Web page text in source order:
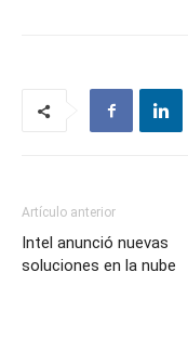
Artículo anterior
Intel anunció nuevas
soluciones en la nube